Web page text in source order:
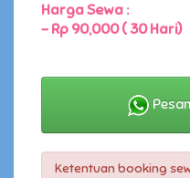
Harga Sewa :
- Rp 90,000 ( 30 Hari)
Ketentuan booking